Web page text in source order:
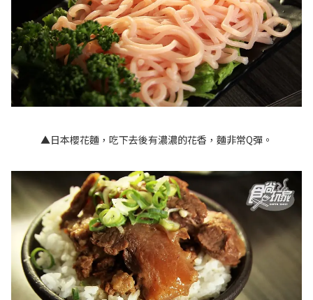
▲日本櫻花麵，吃下去後有濃濃的花香，麵非常Q彈。